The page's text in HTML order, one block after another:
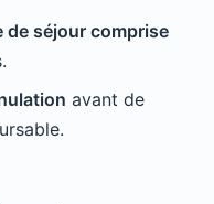
de séjour comprise
avant de